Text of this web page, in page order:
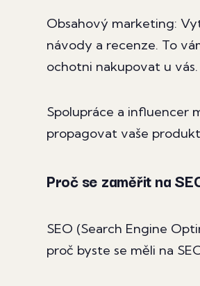
Obsahový marketing:
návody a recenze. To
ochotni nakupovat u vás.
Spolupráce a influencer
propagovat vaše
Proč se zaměřit na
SEO (Search Engine
proč byste se měli na